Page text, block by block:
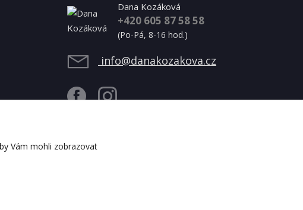
Dana Kozáková
+420 605 87 58 58
(Po-Pá, 8-16 hod.)
info@danakozakova.cz
Vám mohli zobrazovat